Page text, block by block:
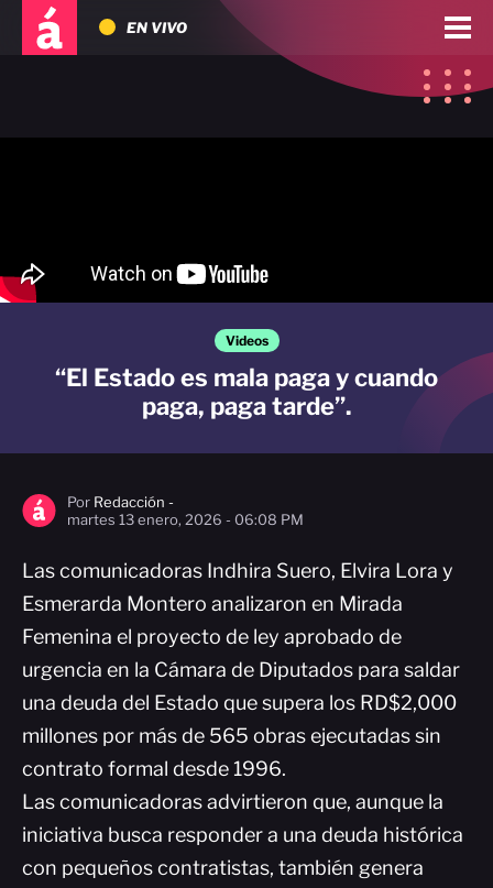
EN VIVO
Videos
“El Estado es mala paga y cuando
paga, paga tarde”.
Por Redacción -
martes 13 enero, 2026 - 06:08 PM
Las comunicadoras Indhira Suero, Elvira Lora y
Esmerarda Montero analizaron en Mirada
Femenina el proyecto de ley aprobado de
urgencia en la Cámara de Diputados para saldar
una deuda del Estado que supera los RD$2,000
millones por más de 565 obras ejecutadas sin
contrato formal desde 1996.
Las comunicadoras advirtieron que, aunque la
iniciativa busca responder a una deuda histórica
con pequeños contratistas, también genera